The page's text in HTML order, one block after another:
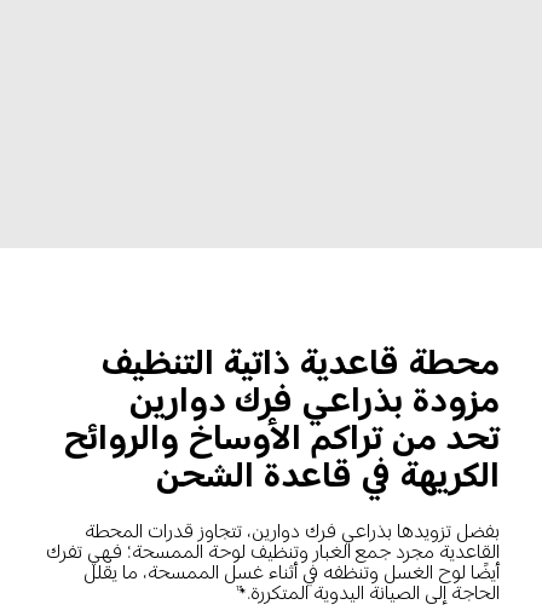
محطة قاعدية ذاتية التنظيف
مزودة بذراعي فرك دوارين
تحد من تراكم الأوساخ والروائح
الكريهة في قاعدة الشحن
بفضل تزويدها بذراعي فرك دوارين، تتجاوز قدرات المحطة
القاعدية مجرد جمع الغبار وتنظيف لوحة الممسحة؛ فهي تفرك
أيضًا لوح الغسل وتنظفه في أثناء غسل الممسحة، ما يقلل
الحاجة إلى الصيانة اليدوية المتكررة.*13